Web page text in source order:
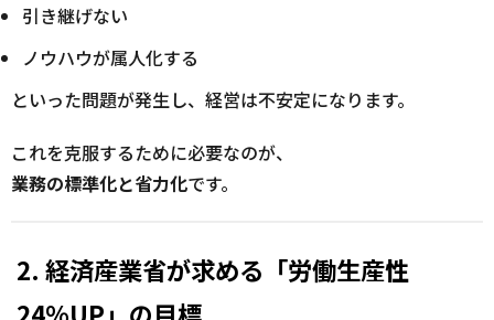
引き継げない
ノウハウが属人化する
といった問題が発生し、経営は不安定になります。
これを克服するために必要なのが、
業務の標準化と省力化です。
2. 経済産業省が求める「労働生産性